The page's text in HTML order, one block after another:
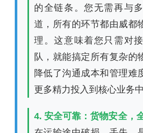
的全链条。您无需再与
道，所有的环节都由威都
理。这意味着您只需对
队，就能搞定所有复杂的
降低了沟通成本和管理难
更多精力投入到核心业务中
4. 安全可靠：货物安全，